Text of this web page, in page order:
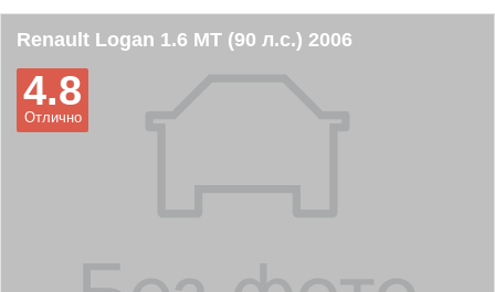
Renault Logan 1.6 MT (90 л.с.) 2006
Отлично
4.8